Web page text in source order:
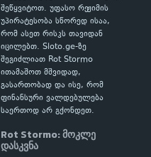
შეწყვიტოთ. უფასო რეჟიმის
უპირატესობა სწორედ ისაა,
რომ ასეთ რისკს თავიდან
იცილებთ. Sloto.ge-ზე
შეგიძლიათ Rot Stormo
ითამაშოთ მშვიდად,
გასართობად და ისე, რომ
ფინანსური ვალდებულება
საერთოდ არ გქონდეთ.
Rot Stormo: მოკლე
დასკვნა